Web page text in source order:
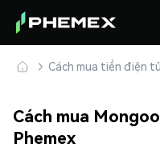
Cách mua tiền điện
Cách mua
Phemex